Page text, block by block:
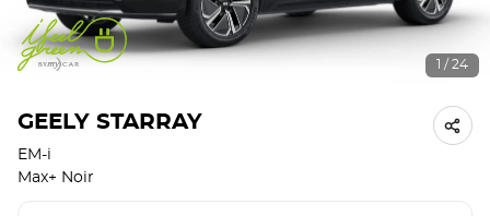
1 / 24
GEELY STARRAY
EM-i
Max+ Noir